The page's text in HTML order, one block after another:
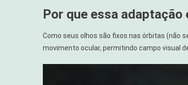
Por que essa adaptação
Como seus olhos são fixos nas órbitas (não
movimento ocular, permitindo campo visual